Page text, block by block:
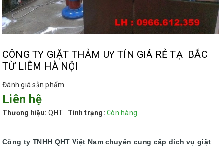
CÔNG TY GIẶT THẢM UY TÍN GIÁ RẺ TẠI BẮC
TỪ LIÊM HÀ NỘI
Đánh giá sản phẩm
Liên hệ
Thương hiệu: QHT Tình trạng: Còn hàng
Công ty TNHH QHT Việt Nam chuyên cung cấp dich vụ giặt